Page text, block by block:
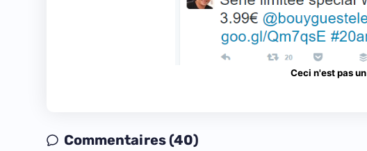
Ceci n'est pas
Commentaires (40)